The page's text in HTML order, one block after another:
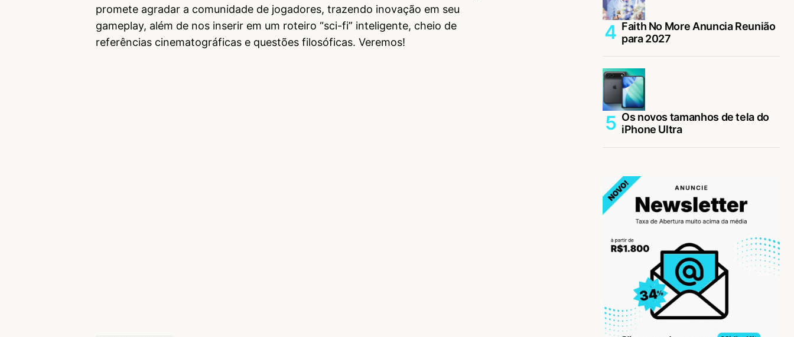
promete agradar a comunidade de jogadores, trazendo inovação em seu
gameplay, além de nos inserir em um roteiro “sci-fi” inteligente, cheio de
referências cinematográficas e questões filosóficas. Veremos!
Faith No More Anuncia Reunião
para 2027
Os novos tamanhos de tela do
iPhone Ultra